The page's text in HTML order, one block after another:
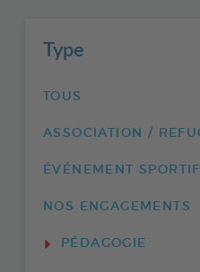
Type
TOUS
ASSOCIATION /
ÉVÉNEMENT SPORTIF
NOS ENGAGEMENTS
PÉDAGOGIE